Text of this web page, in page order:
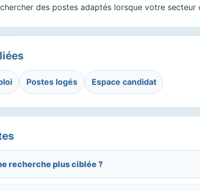
des postes adaptés lorsque votre
Postes logés Espace candidat
recherche plus ciblée ?